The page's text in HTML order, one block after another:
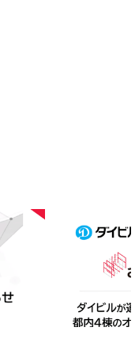
来期黒
開・異
拡
2026
「AI
快適な環境
#ニュース